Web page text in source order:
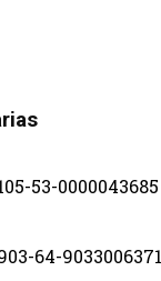
53-0000043685
64-9033006371